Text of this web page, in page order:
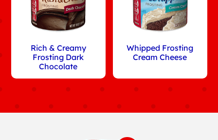
Rich & Creamy
Frosting Dark
Chocolate
Whipped Frosting
Cream Cheese